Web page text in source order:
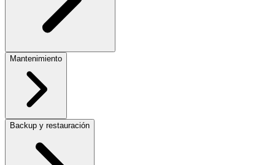
Mantenimiento
Backup y restauración